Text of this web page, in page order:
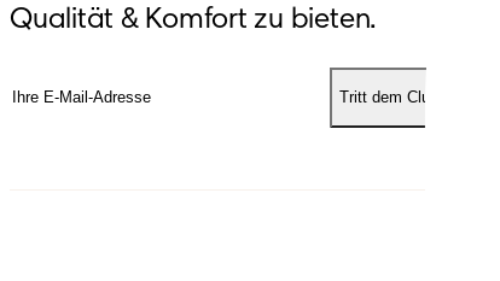
Qualität & Komfort zu bieten.
Tritt dem Club bei